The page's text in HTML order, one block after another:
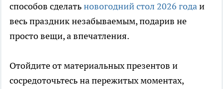
способов сделатьновогодний стол 2026 годаи
весь праздник незабываемым, подарив не
просто вещи, а впечатления.
Отойдите от материальных презентов и
сосредоточьтесь на пережитых моментах,